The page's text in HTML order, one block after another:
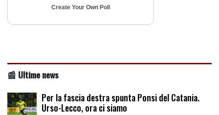
Create Your Own Poll
📰 Ultime news
Per la fascia destra spunta Ponsi del Catania.
Urso-Lecco, ora ci siamo